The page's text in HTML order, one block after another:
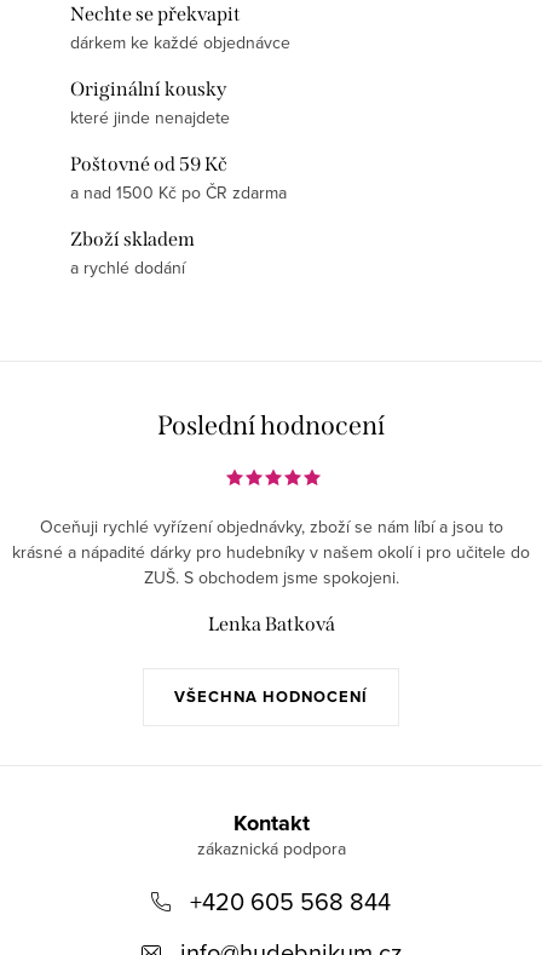
Nechte se překvapit
dárkem ke každé objednávce
Originální kousky
které jinde nenajdete
Poštovné od 59 Kč
a nad 1500 Kč po ČR zdarma
Zboží skladem
a rychlé dodání
Poslední hodnocení
VŠECHNA HODNOCENÍ
Oceňuji rychlé vyřízení objednávky, zboží se nám líbí a jsou to
krásné a nápadité dárky pro hudebníky v našem okolí i pro učitele do
ZUŠ. S obchodem jsme spokojeni.
Lenka Batková
Kontakt
+420 605 568 844